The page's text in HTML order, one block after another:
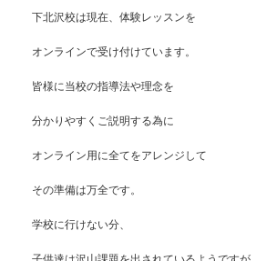
下北沢校は現在、体験レッスンを
オンラインで受け付けています。
皆様に当校の指導法や理念を
分かりやすくご説明する為に
オンライン用に全てをアレンジして
その準備は万全です。
学校に行けない分、